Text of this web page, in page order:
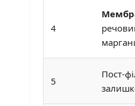
4
5
Пост-